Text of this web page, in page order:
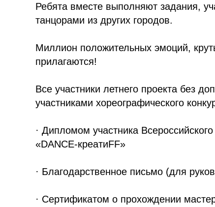
Ребята вместе выполняют задания,
танцорами из других городов.
Миллион положительных эмоций,
прилагаются!
Все участники летнего проекта без
участниками хореографического
· Дипломом участника
«DANCE-креатиFF»
· Благодарственное письмо (для
· Сертификатом о прохождении